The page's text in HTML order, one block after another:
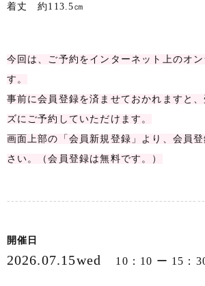
着丈 約113.5㎝
今回は、ご予約をインターネット上のオ
す。
事前に会員登録を済ませておかれますと
ズにご予約していただけます。
画面上部の「会員新規登録」より、会員
さい。（会員登録は無料です。）
開催日
2026.07.15wed 10：10 ー 15：